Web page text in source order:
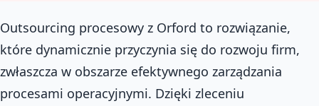
Outsourcing procesowy z Orford to rozwiązanie,
które dynamicznie przyczynia się do rozwoju firm,
zwłaszcza w obszarze efektywnego zarządzania
procesami operacyjnymi. Dzięki zleceniu